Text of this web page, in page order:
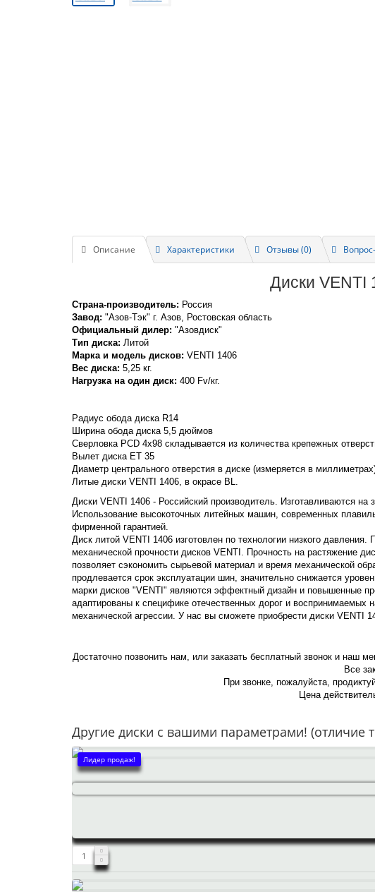
Описание Характеристики Отзывы (0)
Диски VENTI
Страна-производитель: Россия
Завод: "Азов-Тэк" г. Азов, Ростовская область
Официальный дилер: "Азовдиск"
Тип диска: Литой
Марка и модель дисков: VENTI 1406
Вес диска: 5,25 кг.
Нагрузка на один диск: 400 Fv/кг.
Радиус обода диска R14
Ширина обода диска 5,5 дюймов
Сверловка PCD 4x98 складывается из количества крепежных
Вылет диска ET 35
Диаметр центрального отверстия в диске (измеряется в
Литые диски VENTI 1406, в окрасе BL.
Диски VENTI 1406 - Российский производитель. Изготавливаются на
Использование высокоточных литейных машин, современных
фирменной гарантией.
Диск литой VENTI 1406 изготовлен по технологии низкого
механической прочности дисков VENTI. Прочность на растяжение
позволяет сэкономить сырьевой материал и время механической
продлевается срок эксплуатации шин, значительно снижается
марки дисков "VENTI" являются эффектный дизайн и повышенные
адаптированы к специфике отечественных дорог и
механической агрессии. У нас вы сможете приобрести диски VENTI
Достаточно позвонить нам, или заказать бесплатный звонок и наш
Все
При звонке, пожалуйста,
Цена
Другие диски с вашими параметрами! (отличие
Лидер продаж!